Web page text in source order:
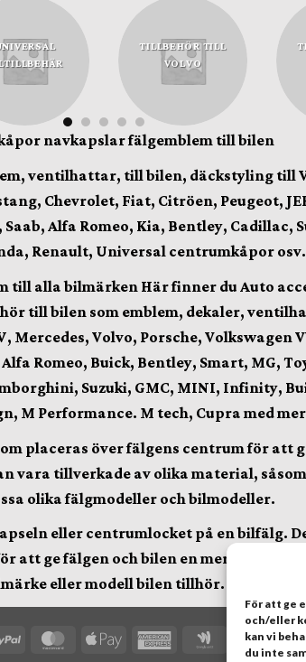
För att ge
och/eller
kan vi
du inte
TILLBEHÖR TILL
VOLVO
navkapslar fälgemblem till bilen
ventilhattar,till bilen, däckstyling till
Chevrolet, Fiat, Citröen, Peugeot,
Alfa Romeo, Kia, Bentley, Cadillac,
Renault, Universal centrumkåpor osv.
till alla bilmärken Här finner du Auto
till bilen som emblem, dekaler,
Volvo, Porsche, Volkswagen
Romeo, Buick, Bentley, Smart, MG,
Suzuki, GMC, MINI, Infinity,
M Performance. M tech, Cupramed
placeras över fälgens centrum för att
vara tillverkade av olika material,
olika fälgmodeller och bilmodeller.
eller centrumlocket på en bilfälg.
ge fälgen och bilen en mer stilren
eller modell bilen tillhör.
PayPal MasterCard
Apple
American Google
Wallet Card